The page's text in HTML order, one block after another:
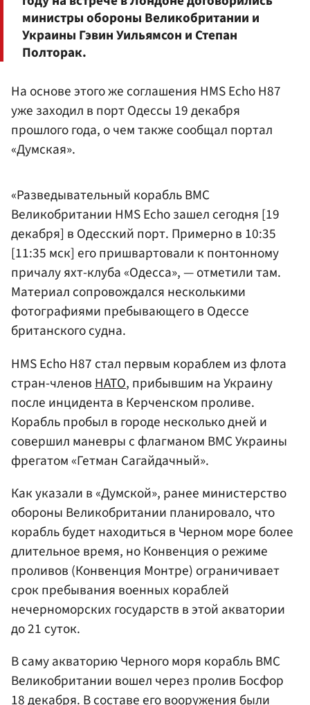
министры обороны Великобритании и
Украины Гэвин Уильямсон и Степан
Полторак.
На основе этого же соглашения HMS Echo H87
уже заходил в порт Одессы 19 декабря
прошлого года, о чем также сообщал портал
«Думская».
«Разведывательный корабль ВМС
Великобритании HMS Echo зашел сегодня [19
декабря] в Одесский порт. Примерно в 10:35
[11:35 мск] его пришвартовали к понтонному
причалу яхт-клуба «Одесса», — отметили там.
Материал сопровождался несколькими
фотографиями пребывающего в Одессе
британского судна.
HMS Echo H87 стал первым кораблем из флота
стран-членовНАТО, прибывшим на Украину
после инцидента в Керченском проливе.
Корабль пробыл в городе несколько дней и
совершил маневры с флагманом ВМС Украины
фрегатом «Гетман Сагайдачный».
Как указали в «Думской», ранее министерство
обороны Великобритании планировало, что
корабль будет находиться в Черном море более
длительное время, но Конвенция о режиме
проливов (Конвенция Монтре) ограничивает
срок пребывания военных кораблей
нечерноморских государств в этой акватории
до 21 суток.
В саму акваторию Черного моря корабль ВМС
Великобритании вошел через пролив Босфор
18 декабря. В составе его вооружения были